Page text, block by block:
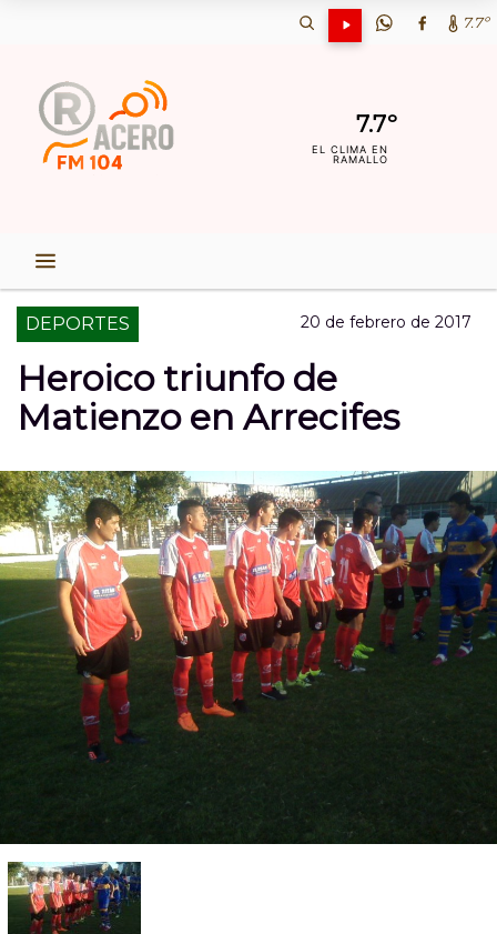
7.7º
7.7º
EL CLIMA EN
RAMALLO
DEPORTES 20 de febrero de 2017
Heroico triunfo de
Matienzo en Arrecifes